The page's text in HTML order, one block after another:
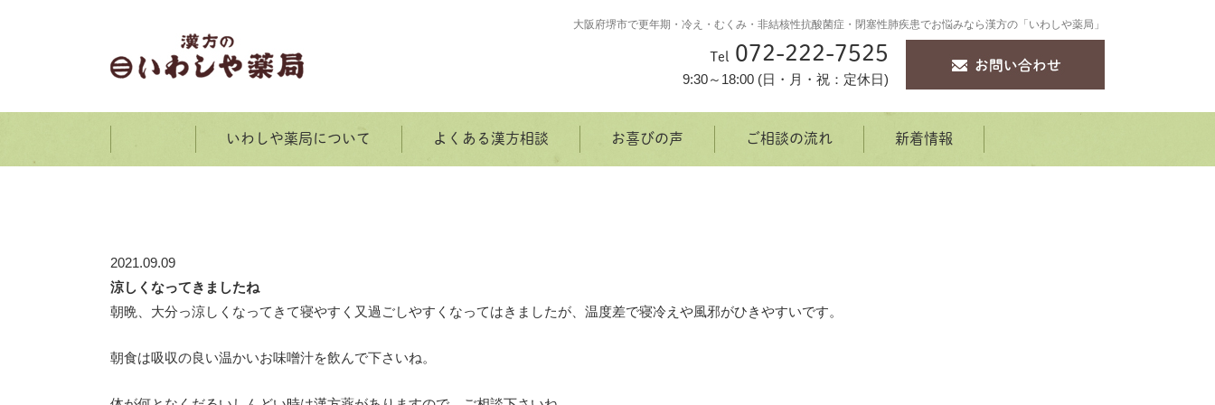
大阪府堺市で更年期・冷え・むくみ・非結核性抗酸菌症・閉塞性肺疾患でお悩みなら漢方の「いわしや薬局」
Tel 072-222-7525
9:30～18:00 (日・月・祝：定休日)
ホーム
いわしや薬局について よくある漢方相談 お喜びの声 ご相談の流れ 新着情報
2021.09.09
涼しくなってきましたね
朝晩、大分っ涼しくなってきて寝やすく又過ごしやすくなってはきましたが、温度差で寝冷えや風邪がひきやすいです。
朝食は吸収の良い温かいお味噌汁を飲んで下さいね。